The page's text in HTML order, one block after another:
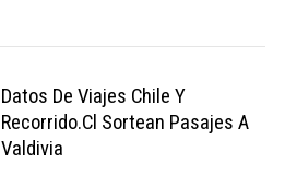
Datos De Viajes Chile Y
Recorrido.cl Sortean Pasajes A
Valdivia